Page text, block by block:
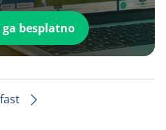
besplatno